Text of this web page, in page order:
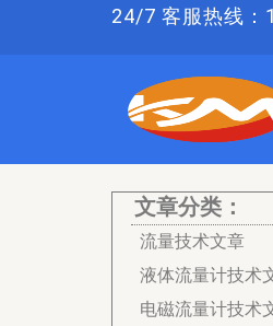
24/7 客服热线
文章分类：
流量技术文章
液体流量计技术
电磁流量计技术